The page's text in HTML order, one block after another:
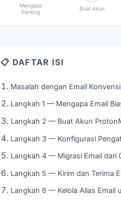
Mengapa
Penting
Buat Akun
📋 DAFTAR ISI
Masalah dengan Email
Langkah 1 — Mengapa Email
Langkah 2 — Buat Akun
Langkah 3 — Konfigurasi
Langkah 4 — Migrasi Email dari
Langkah 5 — Kirim dan Terima
Langkah 6 — Kelola Alias Email